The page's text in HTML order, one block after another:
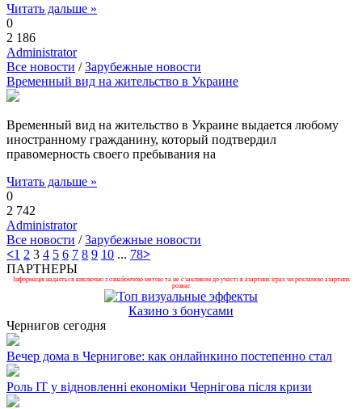
Читать дальше »
0
2 186
Administrator
Все новости /Зарубежные новости
Временный вид на жительство в Украине
Временный вид на жительство в Украине выдается любому
иностранному гражданину, который подтвердил
правомерность своего пребывания на
Читать дальше »
0
2 742
Administrator
Все новости /Зарубежные новости
<1 2 3 4 5 6 7 8 9 10 ... 78>
ПАРТНЕРЫ
Інформація надається виключно з ознайомчою метою та не є закликом до участі в азартних іграх чи рекламою азартних
розваг.
Казино з бонусами
Чернигов сегодня
Вечер дома в Чернигове: как онлайнкино постепенно стал
Роль ІТ у відновленні економіки Чернігова після кризи